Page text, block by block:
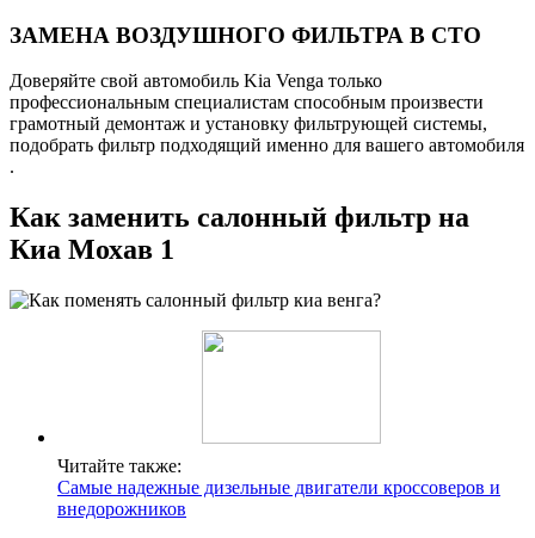
ЗАМЕНА ВОЗДУШНОГО ФИЛЬТРА В СТО
Доверяйте свой автомобиль Kia Venga только
профессиональным специалистам способным произвести
грамотный демонтаж и установку фильтрующей системы,
подобрать фильтр подходящий именно для вашего автомобиля
.
Как заменить салонный фильтр на
Киа Мохав 1
Читайте также:
Самые надежные дизельные двигатели кроссоверов и
внедорожников